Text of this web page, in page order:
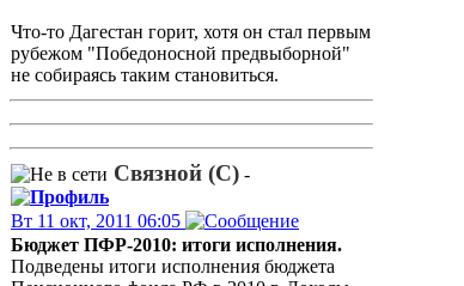
Что-то Дагестан горит, хотя он стал первым
рубежом "Победоносной предвыборной"
не собираясь таким становиться.
Связной (С) -
Вт 11 окт, 2011 06:05
Бюджет ПФР-2010: итоги исполнения.
Подведены итоги исполнения бюджета